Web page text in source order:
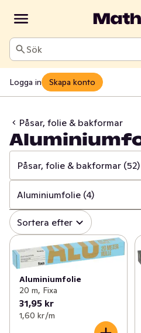
Sök
Logga in Skapa konto
Påsar, folie & bakformar
Påsar, folie & bakformar (52)
✓ Alla (1004)
✓ Hushålls- & toapapper
Disk & städ (208)
✓ Tvätt & klädvård
✓ Påsar, folie & bakformar
✓ Servetter, ljus &
Aluminiumfolie (4)
✓ Alla (52)
✓ Frysförvaring (14)
✓
✓ Smörgåspapper
Sortera efter
Aluminiumfolie
20 m, Fixa
31,95 kr
1,60 kr /m